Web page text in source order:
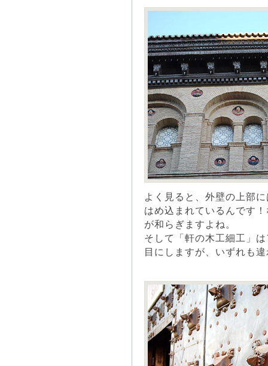
よく見ると、外壁の上部
はめ込まれているんです
が和らぎますよね。
そして「軒の木工細工」
目にしますが、いずれも